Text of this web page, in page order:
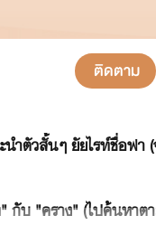
ติดตาม
วสั้นๆ ยัยไรท์ชื่อฟา (จ
บ "คราง" (ไปค้นหาตา